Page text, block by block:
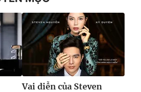
Vai diễn của Steven